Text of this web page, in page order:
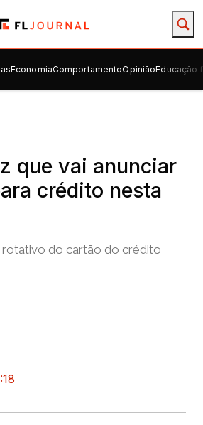
EconomiaComportamentoOpiniãoEducação
que vai anunciar
crédito nesta
do cartão do crédito